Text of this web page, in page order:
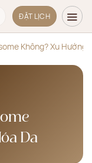
ĐẶT LỊCH
Không? Xu Hướng
Da